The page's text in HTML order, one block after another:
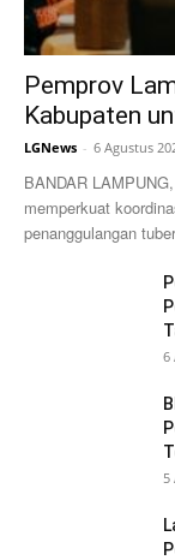
Pemprov
Kabupaten
LGNews - 6 Agustus
BANDAR
memperkuat
penanggulangan
6
5